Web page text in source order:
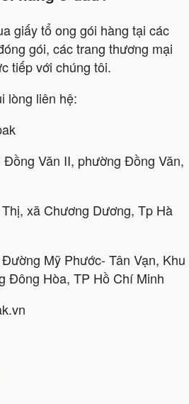
giấy tổ ong gói hàng tại các
gói, các trang thương mại
tiếp với chúng tôi.
lòng liên hệ:
Văn II, phường Đồng Văn,
xã Chương Dương, Tp Hà
Mỹ Phước- Tân Vạn, Khu
Đông Hòa, TP Hồ Chí Minh